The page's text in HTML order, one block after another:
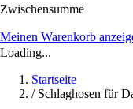
Zwischensumme
Meinen Warenkorb
Loading...
Startseite
/ Schlaghosen für